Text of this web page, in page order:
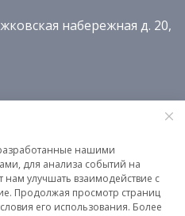
набережная д. 20,
нашими
для анализа событий на
нам улучшать взаимодействие с
Продолжая просмотр страниц
его использования. Более